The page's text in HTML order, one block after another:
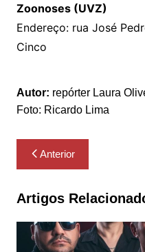
Zoonoses (UVZ)
Endereço: rua José
Cinco
Autor: repórter Laura
Foto: Ricardo Lima
Navegação
de
Post
Anterior
Artigos